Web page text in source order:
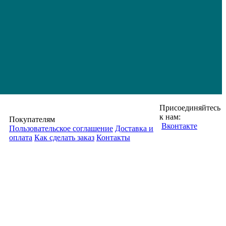
Покупателям
Пользовательское соглашение Доставка и
оплата Как сделать заказ Контакты
Присоединяйтесь
к нам:
Вконтакте